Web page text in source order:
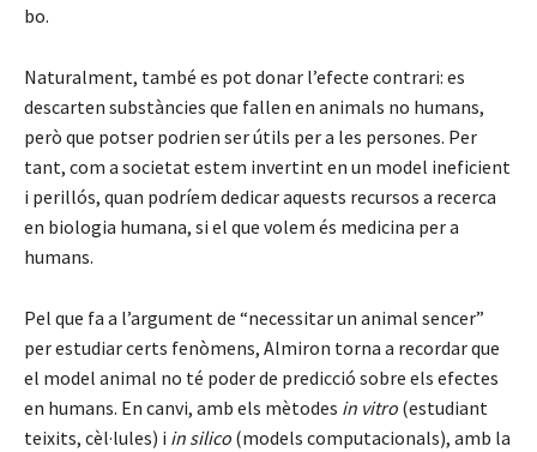
bo.
Naturalment, també es pot donar l’efecte contrari: es
descarten substàncies que fallen en animals no humans,
però que potser podrien ser útils per a les persones. Per
tant, com a societat estem invertint en un model ineficient
i perillós, quan podríem dedicar aquests recursos a recerca
en biologia humana, si el que volem és medicina per a
humans.
Pel que fa a l’argument de “necessitar un animal sencer”
per estudiar certs fenòmens, Almiron torna a recordar que
el model animal no té poder de predicció sobre els efectes
en humans. En canvi, amb els mètodes in vitro (estudiant
teixits, cèl·lules) i in silico (models computacionals), amb la